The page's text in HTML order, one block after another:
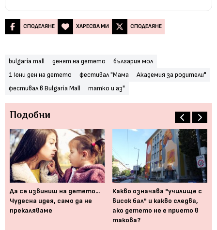
СПОДЕЛЯНЕ ХАРЕСВА МИ СПОДЕЛЯНЕ
bulgaria mall денят на детето
българия мол
1 юни ден на детето
фестивал "Мама
Академия за родители"
фестивал в Bulgaria Mall
татко и аз"
Подобни
Да се извиниш на детето...
Чудесна идея, само да не
прекаляваме
Какво означава "училище с
висок бал" и какво следва,
ако детето не е прието в
такова?